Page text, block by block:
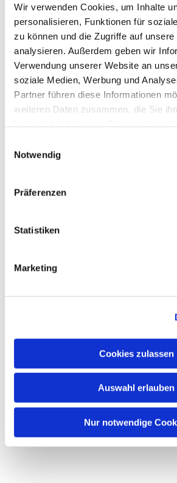
Wir verwenden Cookies, um Inhalte
personalisieren, Funktionen für
zu können und die Zugriffe auf
analysieren. Außerdem geben wir
Verwendung unserer Website an
soziale Medien, Werbung und
Partner führen diese Informationen
weiteren Daten zusammen, die Sie
Notwendig
Präferenzen
Statistiken
Marketing
Cookies zulassen
Auswahl erlauben
Nur notwendige
Dies könnte Sie